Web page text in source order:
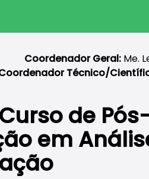
Coordenador Geral: Me.
Técnico/
de
em